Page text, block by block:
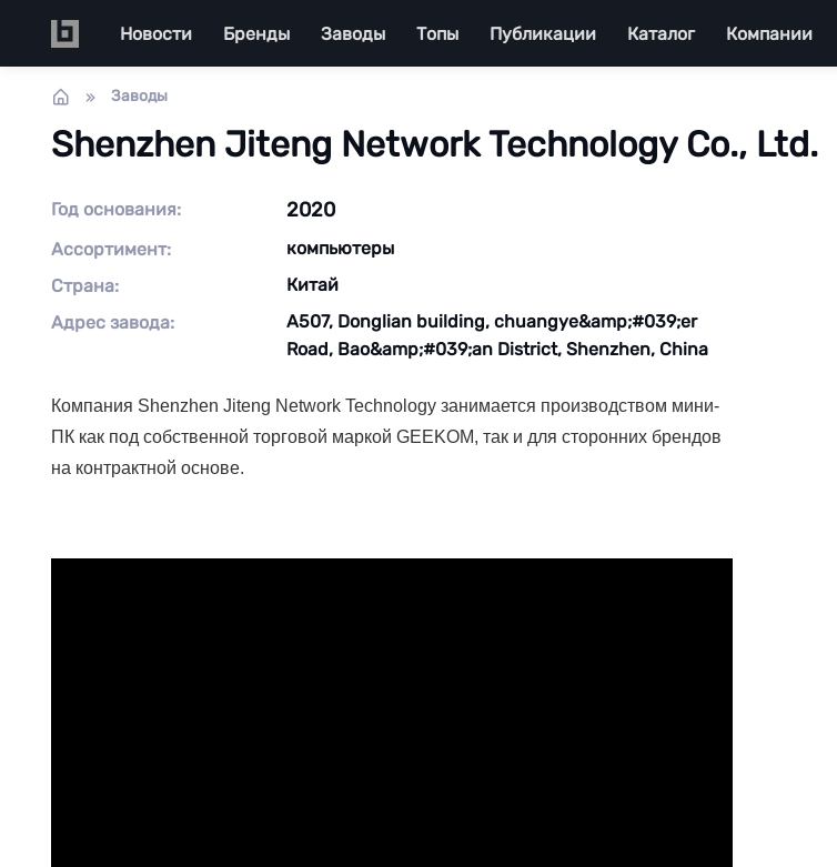
Main navigation
Новости Бренды Заводы Топы Публикации Каталог Компании
Заводы
Shenzhen Jiteng Network Technology Co., Ltd.
Год основания: 2020
Ассортимент:
компьютеры
Страна:
Китай
Адрес завода:
A507, Donglian building, chuangye&amp;#039;er
Road, Bao&amp;#039;an District, Shenzhen, China
Компания Shenzhen Jiteng Network Technology занимается производством мини-
ПК как под собственной торговой маркой GEEKOM, так и для сторонних брендов
на контрактной основе.